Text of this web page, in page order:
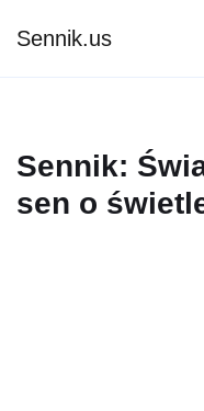
Sennik.us
Sennik:
sen o